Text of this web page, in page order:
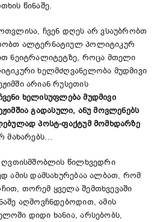
წინაშე.
ჩვენ დღეს არ ვსაუბრობთ
ალტერნატიულ პოლიტიკურ
ნეიტრალიტეტზე, როცა მთელი
ხელმძღვანელობა მუდმივი
არიან რუსეთის
ხელისუფლება მუდმივი
გადასული, ანუ მოვლენებს
პოსტ-ფაქტუმ მომხდარზე
მახარებს…
ღვთისმშობლის წილხვედრი
ამის დამსახურებაა ალბათ, რომ
თორემ ყველა შემთხვევაში
აღმოვჩნდებოდით, ამის
დიდი ხანია, არსებობს,